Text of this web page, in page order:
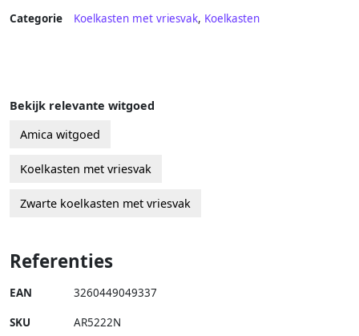
Categorie Koelkasten met vriesvak, Koelkasten
Bekijk relevante witgoed
Amica witgoed
Koelkasten met vriesvak
Zwarte koelkasten met vriesvak
Referenties
EAN 3260449049337
SKU AR5222N